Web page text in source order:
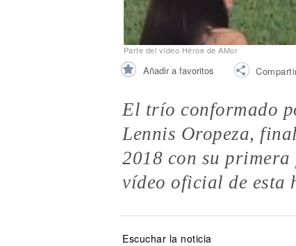
Parte del vídeo Héroe de AMor
Añadir a favoritos
El trío conformado
Lennis Oropeza,
2018 con su
vídeo oficial de esta
Escuchar la noticia